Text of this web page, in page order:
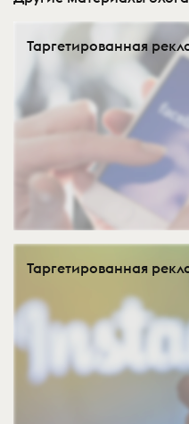
Таргетированная
Таргетированная